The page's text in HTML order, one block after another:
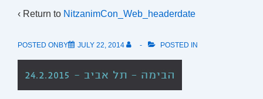
‹ Return to NitzanimCon_Web_headerdate
POSTED ONBY JULY 22, 2014 POSTED IN